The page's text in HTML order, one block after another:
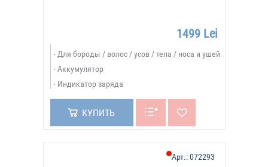
1499 Lei
Для бороды / волос / усов / тела / носа и ушей
Аккумулятор
Индикатор заряда
КУПИТЬ
Арт.:072293